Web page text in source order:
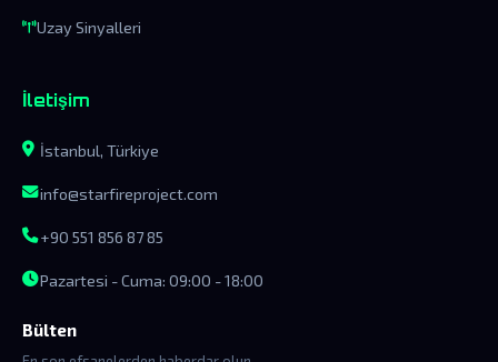
Uzay Sinyalleri
İletişim
İstanbul, Türkiye
info@starfireproject.com
+90 551 856 87 85
Pazartesi - Cuma: 09:00 - 18:00
Bülten